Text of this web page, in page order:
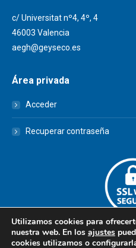
c/ Universitat nº4, 4º, 4
46003 Valencia
aegh@geyseco.es
Área privada
Acceder
Recuperar contraseña
Utilizamos cookies para
nuestra web. En los ajustes
cookies utilizamos o